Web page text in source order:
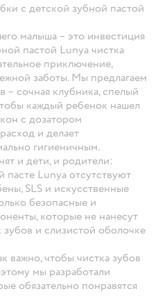
с детской зубной пастой
малыша – это инвестиция
пастой Lunya чистка
приключение,
заботы. Мы предлагаем
– сочная клубника, спелый
каждый ребенок нашел
с дозатором
и делает
гигиеничным.
и дети, и родители:
пасте Lunya отсутствуют
SLS и искусственные
безопасные и
которые не нанесут
и слизистой оболочке
важно, чтобы чистка зубов
мы разработали
обязательно понравятся